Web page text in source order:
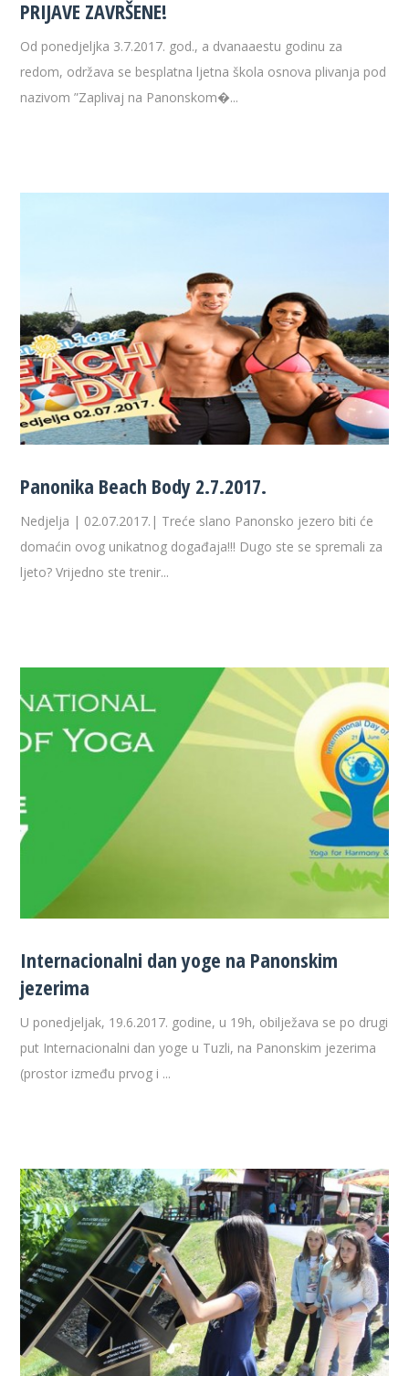
PRIJAVE ZAVRŠENE!
Od ponedjeljka 3.7.2017. god., a dvanaaestu godinu za
redom, održava se besplatna ljetna škola osnova plivanja pod
nazivom ”Zaplivaj na Panonskom�...
Panonika Beach Body 2.7.2017.
Nedjelja | 02.07.2017.| Treće slano Panonsko jezero biti će
domaćin ovog unikatnog događaja!!! Dugo ste se spremali za
ljeto? Vrijedno ste trenir...
Internacionalni dan yoge na Panonskim
jezerima
U ponedjeljak, 19.6.2017. godine, u 19h, obilježava se po drugi
put Internacionalni dan yoge u Tuzli, na Panonskim jezerima
(prostor između prvog i ...